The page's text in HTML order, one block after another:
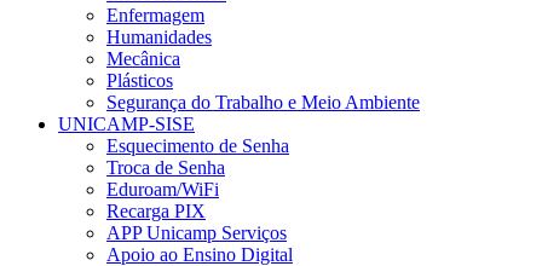
Enfermagem
Humanidades
Mecânica
Plásticos
Segurança do Trabalho e Meio Ambiente
UNICAMP-SISE
Esquecimento de Senha
Troca de Senha
Eduroam/WiFi
Recarga PIX
APP Unicamp Serviços
Apoio ao Ensino Digital